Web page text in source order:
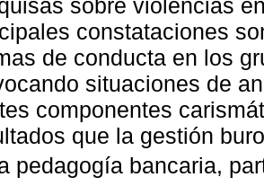
sobre violencias
constataciones
de conducta en los
situaciones de
componentes
que la gestión
pedagogía bancaria,